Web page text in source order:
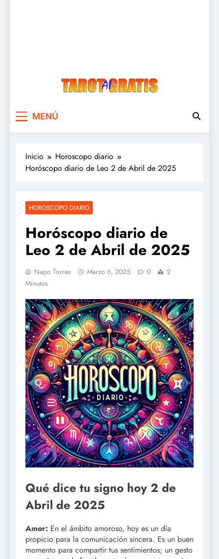
MENÚ
Inicio
Horoscopo diario
Horóscopo diario de Leo 2 de Abril de 2025
HOROSCOPO DIARIO
Horóscopo diario de
Leo 2 de Abril de 2025
Napo Torres Marzo 6, 2025 0
2
Minutos
Qué dice tu signo hoy 2 de
Abril de 2025
Amor: En el ámbito amoroso, hoy es un día
propicio para la comunicación sincera. Es un buen
momento para compartir tus sentimientos; un gesto